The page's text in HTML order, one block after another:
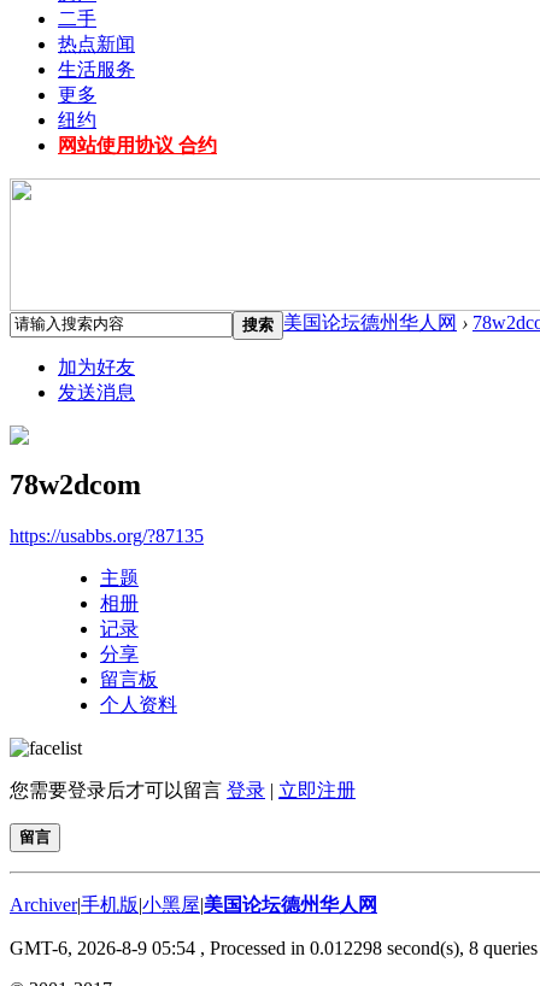
二手
热点新闻
生活服务
更多
纽约
网站使用协议 合约
搜索 美国论坛德州华人网 ›
加为好友
发送消息
78w2dcom
https://usabbs.org/?87135
主题
相册
记录
分享
留言板
个人资料
您需要登录后才可以留言 登录 | 立即注册
留言
Archiver|手机版|小黑屋|美国论坛德州华人网
GMT-6, 2026-8-9 05:54 , Processed in 0.012298 second(s), 8